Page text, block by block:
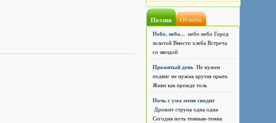
Поэзия Отзывы
Небо, небо... небо небо Город
золотой Вместо хлеба Встреча
со звездой
Прожитый день Не нужен
подвиг не нужна крутая прыть
Живи как прежде толь
Ночь с ума меня сводит
Дрожит струна одна одна
Сегодня ночь темным-темна